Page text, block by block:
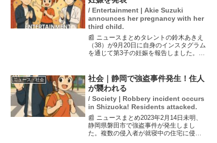
/ Entertainment | Akie Suzuki
announces her pregnancy with her
third child.
📰 ニュースまとめタレントの鈴木あきえ
（38）が9月20日に自身のインスタグラム
を通じて第3子の妊娠を報告しました。彼
いても告白しました。鈴木は「王様のブ
ランチ」の元リ...
ニュース・社会
社会｜静岡で強盗事件発生！住人
が襲われる
/ Society | Robbery incident occurs
in Shizuoka! Residents attacked.
📰 ニュースまとめ2023年2月14日未明、
静岡県磐田市で強盗事件が発生しまし
た。複数の侵入者が就寝中の住宅に侵入